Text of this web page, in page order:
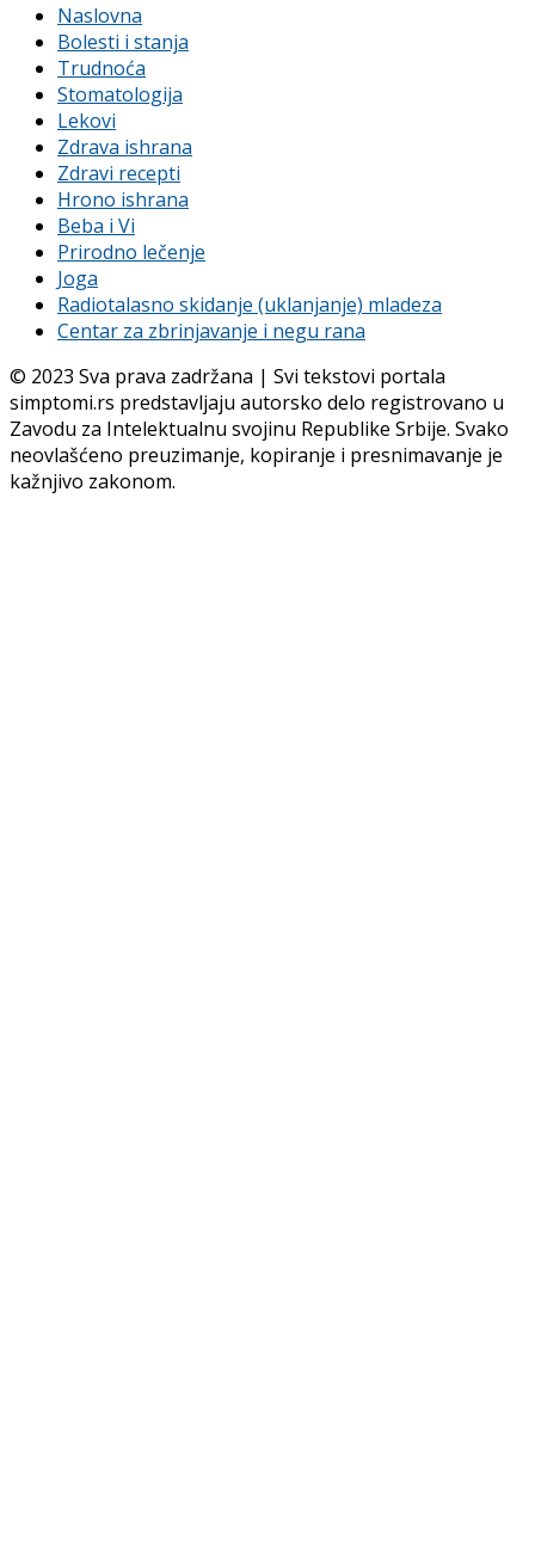
Naslovna
Bolesti i stanja
Trudnoća
Stomatologija
Lekovi
Zdrava ishrana
Zdravi recepti
Hrono ishrana
Beba i Vi
Prirodno lečenje
Joga
Radiotalasno skidanje (uklanjanje) mladeza
Centar za zbrinjavanje i negu rana
© 2023 Sva prava zadržana | Svi tekstovi portala
simptomi.rs predstavljaju autorsko delo registrovano u
Zavodu za Intelektualnu svojinu Republike Srbije. Svako
neovlašćeno preuzimanje, kopiranje i presnimavanje je
kažnjivo zakonom.